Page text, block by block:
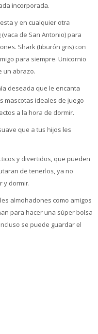
incorporada.
y en cualquier otra
de San Antonio) para
Shark (tiburón gris) con
para siempre. Unicornio
un abrazo.
deseada que le encanta
mascotas ideales de juego
a la hora de dormir.
que a tus hijos les
y divertidos, que pueden
de tenerlos, ya no
y dormir.
almohadones como amigos
para hacer una súper bolsa
se puede guardar el